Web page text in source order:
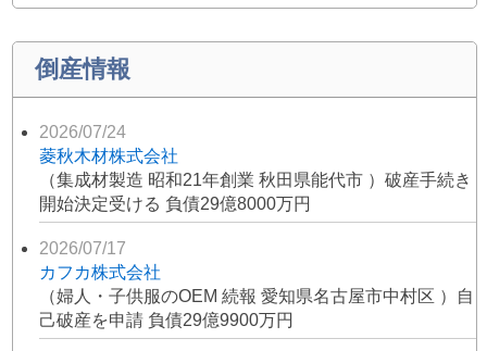
倒産情報
2026/07/24
菱秋木材株式会社
（集成材製造 昭和21年創業 秋田県能代市 ）破産手続き
開始決定受ける 負債29億8000万円
2026/07/17
カフカ株式会社
（婦人・子供服のOEM 続報 愛知県名古屋市中村区 ）自
己破産を申請 負債29億9900万円